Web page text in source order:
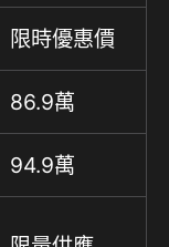
限時優惠價
86.9萬
94.9萬